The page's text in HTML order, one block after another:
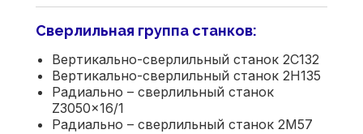
Сверлильная группа станков:
Вертикально-сверлильный станок 2С132
Вертикально-сверлильный станок 2Н135
Радиально – сверлильный станок
Z3050x16/1
Радиально – сверлильный станок 2М57